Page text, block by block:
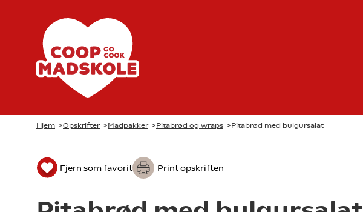
Hjem >Opskrifter >Madpakker >Pitabrød og wraps >Pitabrød med bulgursalat
Fjern som favorit Print opskriften